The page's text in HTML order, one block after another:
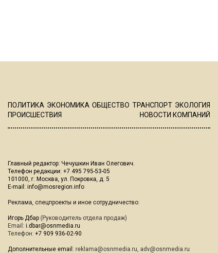
ПОЛИТИКА ЭКОНОМИКА ОБЩЕСТВО ТРАНСПОРТ ЭКОЛОГИЯ
ПРОИСШЕСТВИЯ
НОВОСТИ КОМПАНИЙ
Главный редактор: Чечушкин Иван Олегович.
Телефон редакции: +7 495 795-53-05
101000, г. Москва, ул. Покровка, д. 5
E-mail: info@mosregion.info
Реклама, спецпроекты и иное сотрудничество:
Игорь Дбар (Руководитель отдела продаж)
Email: i.dbar@osnmedia.ru
Телефон: +7 909 936-02-90
Дополнительные email: reklama@osnmedia.ru, adv@osnmedia.ru